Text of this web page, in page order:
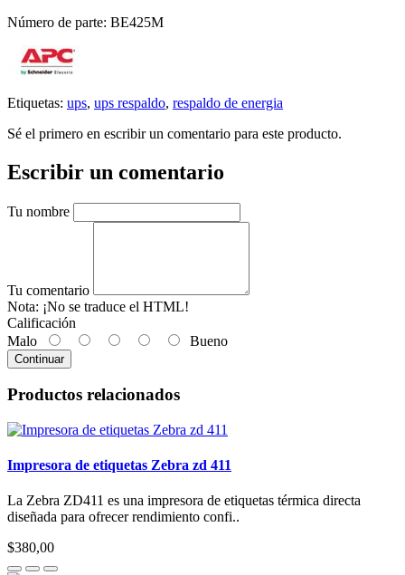
Número de parte: BE425M
Etiquetas: ups, ups respaldo, respaldo de energia
Sé el primero en escribir un comentario para este producto.
Escribir un comentario
Tu nombre
Tu comentario
Nota: ¡No se traduce el HTML!
Calificación
Malo
Bueno
Continuar
Productos relacionados
Impresora de etiquetas Zebra zd 411
La Zebra ZD411 es una impresora de etiquetas térmica directa
diseñada para ofrecer rendimiento confi..
$380,00